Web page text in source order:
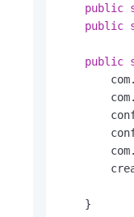
public
public
public
    }